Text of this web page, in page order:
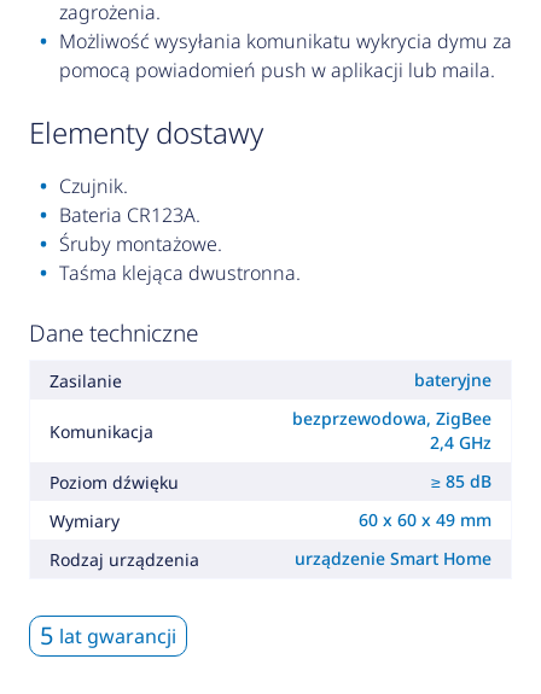
zagrożenia.
Możliwość wysyłania komunikatu wykrycia dymu za
pomocą powiadomień push w aplikacji lub maila.
elementy dostawy
Czujnik.
Bateria CR123A.
Śruby montażowe.
Taśma klejąca dwustronna.
Dane techniczne
Zasilanie bateryjne
Komunikacja
bezprzewodowa, ZigBee
2,4 GHz
Poziom dźwięku
≥ 85 dB
Wymiary
60 x 60 x 49 mm
Rodzaj urządzenia
urządzenie Smart Home
5 lat gwarancji